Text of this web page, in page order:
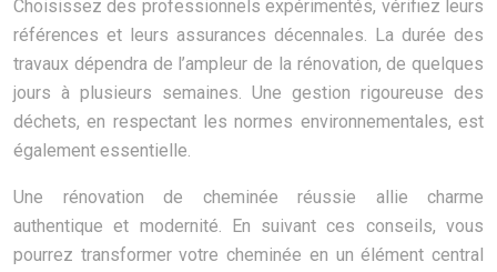
Choisissez des professionnels expérimentés, vérifiez leurs
références et leurs assurances décennales. La durée des
travaux dépendra de l’ampleur de la rénovation, de quelques
jours à plusieurs semaines. Une gestion rigoureuse des
déchets, en respectant les normes environnementales, est
également essentielle.
Une rénovation de cheminée réussie allie charme
authentique et modernité. En suivant ces conseils, vous
pourrez transformer votre cheminée en un élément central